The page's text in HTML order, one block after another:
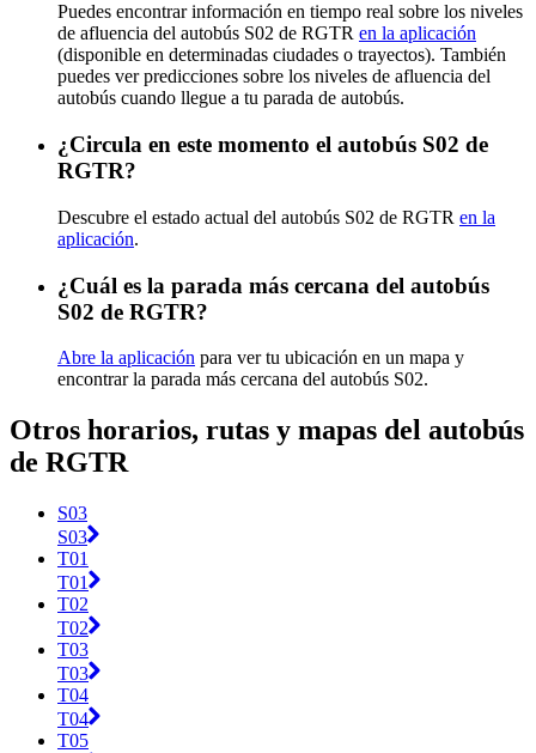
Puedes encontrar información en tiempo real sobre los niveles
de afluencia del autobús S02 de RGTR en la aplicación
(disponible en determinadas ciudades o trayectos). También
puedes ver predicciones sobre los niveles de afluencia del
autobús cuando llegue a tu parada de autobús.
¿Circula en este momento el autobús S02 de
RGTR?
Descubre el estado actual del autobús S02 de RGTR en la
aplicación.
¿Cuál es la parada más cercana del autobús
S02 de RGTR?
Abre la aplicación para ver tu ubicación en un mapa y
encontrar la parada más cercana del autobús S02.
Otros horarios, rutas y mapas del autobús
de RGTR
S03
S03
T01
T01
T02
T02
T03
T03
T04
T04
T05